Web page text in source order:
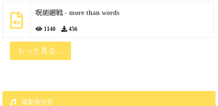
呪術廻戦 - more than words
1140 456
もっと見る ...
最新着信音